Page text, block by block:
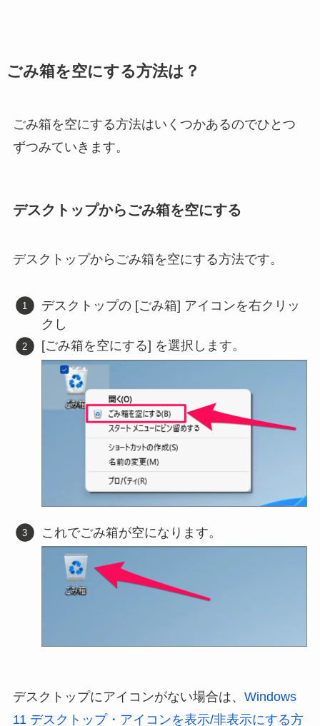
ごみ箱を空にする方法は？
ごみ箱を空にする方法はいくつかあるのでひとつ
ずつみていきます。
デスクトップからごみ箱を空にする
デスクトップからごみ箱を空にする方法です。
デスクトップの [ごみ箱] アイコンを右クリッ
クし
[ごみ箱を空にする] を選択します。
これでごみ箱が空になります。
デスクトップにアイコンがない場合は、 Windows
11 デスクトップ・アイコンを表示/非表示にする方